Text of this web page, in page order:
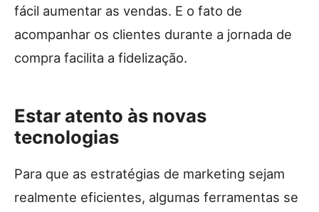
fácil aumentar as vendas. E o fato de
acompanhar os clientes durante a jornada de
compra facilita a fidelização.
Estar atento às novas
tecnologias
Para que as estratégias de marketing sejam
realmente eficientes, algumas ferramentas se